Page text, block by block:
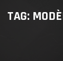
TAG: